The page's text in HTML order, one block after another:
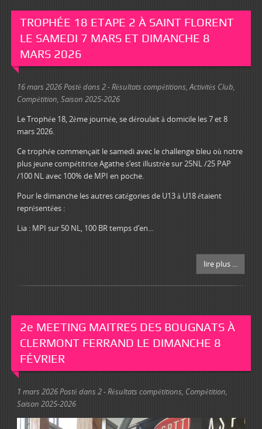
TROPHÉE 18 ETAPE 2 À SAINT FLORENT
LE SAMEDI 7 MARS ET DIMANCHE 8
MARS 2026
16 mars 2026Posté dans 2 - Résultats compétitions,Activités Club,
Compétition, Saison 2025-2026
Le Trophée 18, 2ème journée, se déroulait à domicile les 7 et 8
mars 2026.
Ce trophée commençait le samedi avec le challenge bleu où notre
plus jeune compétitrice Agathe s’est illustrée sur 25NL /25 PAP
/100 NL avec 100% de MPI en poche.
Pour le dimanche les autres catégories de U13 à U18 étaient
représentées :
Lia : MPI sur 50 NL, 100 BR temps d’en...
lire plus ...
2e MEETING MAITRES DES BOUGNATS À
CLERMONT FERRAND LE DIMANCHE 8
FÉVRIER
1 mars 2026Posté dans 2 - Résultats compétitions, Compétition,
Saison 2025-2026